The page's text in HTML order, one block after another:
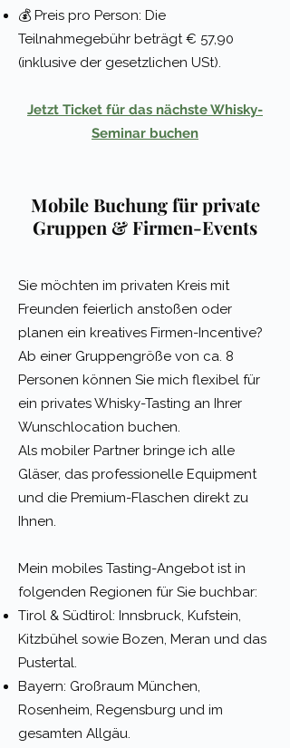
💰 Preis pro Person: Die
Teilnahmegebühr beträgt € 57,90
(inklusive der gesetzlichen USt).
Jetzt Ticket für das nächste Whisky-
Seminar buchen
Mobile Buchung für private
Gruppen & Firmen-Events
Sie möchten im privaten Kreis mit
Freunden feierlich anstoßen oder
planen ein kreatives Firmen-Incentive?
Ab einer Gruppengröße von ca. 8
Personen können Sie mich flexibel für
ein privates Whisky-Tasting an Ihrer
Wunschlocation buchen.
Als mobiler Partner bringe ich alle
Gläser, das professionelle Equipment
und die Premium-Flaschen direkt zu
Ihnen.
Mein mobiles Tasting-Angebot ist in
folgenden Regionen für Sie buchbar:
Tirol & Südtirol: Innsbruck, Kufstein,
Kitzbühel sowie Bozen, Meran und das
Pustertal.
Bayern: Großraum München,
Rosenheim, Regensburg und im
gesamten Allgäu.